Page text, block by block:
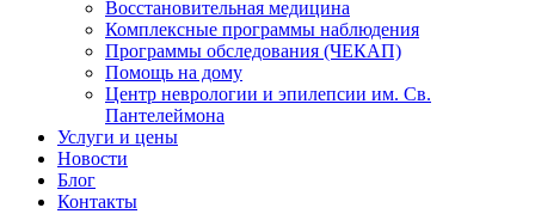
Восстановительная медицина
Комплексные программы наблюдения
Программы обследования (ЧЕКАП)
Помощь на дому
Центр неврологии и эпилепсии им. Св.
Пантелеймона
Услуги и цены
Новости
Блог
Контакты